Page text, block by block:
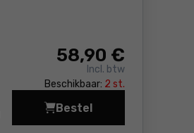
58,90 €
Incl. btw
Beschikbaar: 2 st.
Bestel
Gereedschapsrugzak